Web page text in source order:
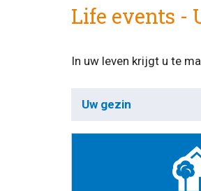
Life events -
In uw leven krijgt u te
Uw gezin